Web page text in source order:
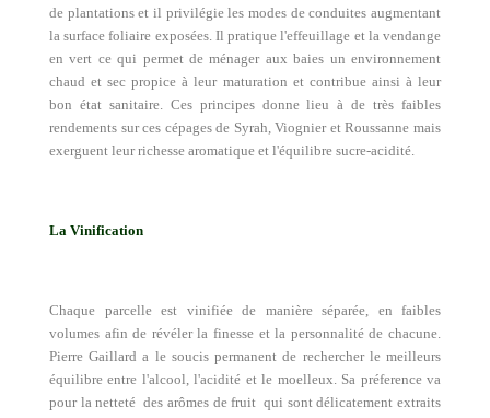
de plantations et il privilégie les modes de conduites augmentant
la surface foliaire exposées. Il pratique l'effeuillage et la vendange
en vert ce qui permet de ménager aux baies un environnement
chaud et sec propice à leur maturation et contribue ainsi à leur
bon état sanitaire. Ces principes donne lieu à de très faibles
rendements sur ces cépages de Syrah, Viognier et Roussanne mais
exerguent leur richesse aromatique et l'équilibre sucre-acidité.
La Vinification
Chaque parcelle est vinifiée de manière séparée, en faibles
volumes afin de révéler la finesse et la personnalité de chacune.
Pierre Gaillard a le soucis permanent de rechercher le meilleurs
équilibre entre l'alcool, l'acidité et le moelleux. Sa préference va
pour la netteté des arômes de fruit qui sont délicatement extraits